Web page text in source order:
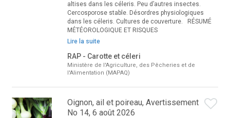
altises dans les céleris. Peu d’autres insectes.
Cercosporose stable. Désordres physiologiques
dans les céleris. Cultures de couverture. RÉSUMÉ
MÉTÉOROLOGIQUE ET RISQUES
Lire la suite
RAP - Carotte et céleri
Ministère de l'Agriculture, des Pêcheries et de
l'Alimentation (MAPAQ)
Oignon, ail et poireau, Avertissement
No 14, 6 août 2026